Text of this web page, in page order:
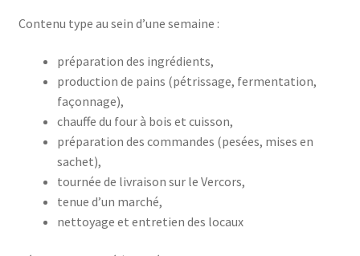
Contenu type au sein d’une semaine :
préparation des ingrédients,
production de pains (pétrissage, fermentation,
façonnage),
chauffe du four à bois et cuisson,
préparation des commandes (pesées, mises en
sachet),
tournée de livraison sur le Vercors,
tenue d’un marché,
nettoyage et entretien des locaux